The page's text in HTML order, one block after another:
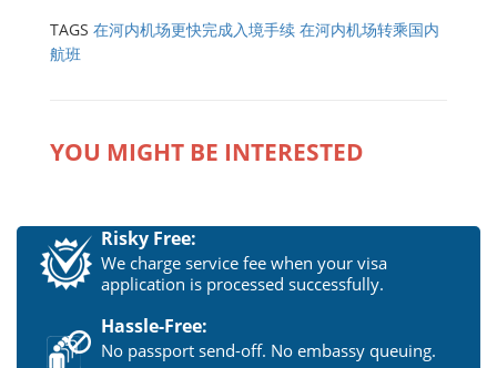
TAGS 在河内机场更快完成入境手续 在河内机场转乘国内
航班
YOU MIGHT BE INTERESTED
Risky Free:
We charge service fee when your visa
application is processed successfully.
Hassle-Free:
No passport send-off. No embassy queuing.